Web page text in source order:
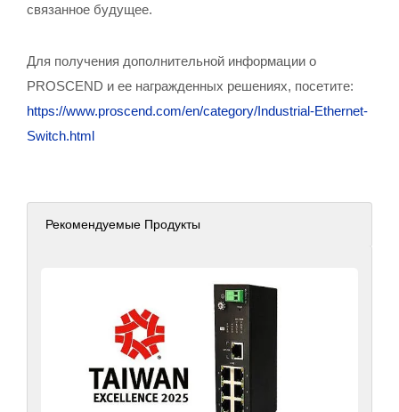
связанное будущее.
Для получения дополнительной информации о
PROSCEND и ее награжденных решениях, посетите:
https://www.proscend.com/en/category/Industrial-Ethernet-
Switch.html
Рекомендуемые Продукты